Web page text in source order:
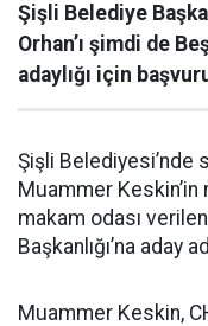
Şişli Belediye
Orhan’ı şimdi de
adaylığı için
Şişli Belediyesi’nde
Muammer Keskin’in
makam odası
Başkanlığı’na aday
Muammer Keskin,